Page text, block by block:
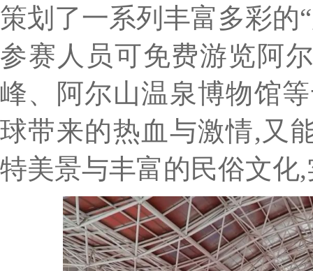
策划了一系列丰富多彩的
参赛人员可免费游览阿
峰、阿尔山温泉博物馆
球带来的热血与激情,又
特美景与丰富的民俗文化